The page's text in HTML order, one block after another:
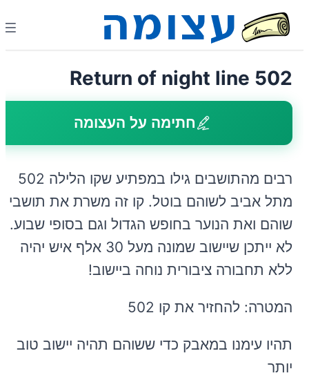
Return of night line 502
חתימה על העצומה
רבים מהתושבים גילו במפתיע שקו הלילה 502
מתל אביב לשוהם בוטל. קו זה משרת את תושבי
שוהם ואת הנוער בחופש הגדול וגם בסופי שבוע.
לא ייתכן שיישוב שמונה מעל 30 אלף איש יהיה
ללא תחבורה ציבורית נוחה ביישוב!
המטרה: להחזיר את קו 502
תהיו עימנו במאבק כדי ששוהם תהיה יישוב טוב
יותר